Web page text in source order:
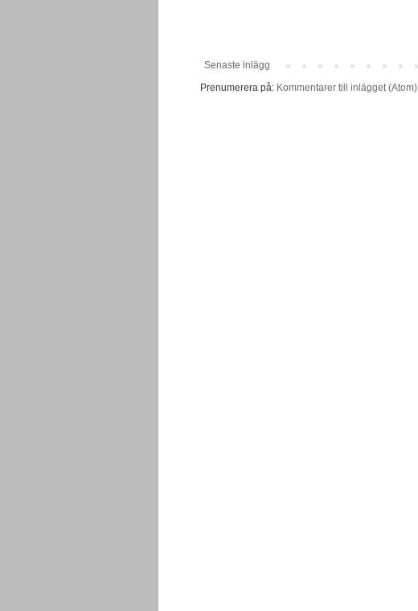
Senaste inlägg
Prenumerera på: Kommentarer till inlägget (Atom)